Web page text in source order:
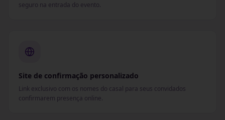
seguro na entrada do evento.
Site de confirmação personalizado
Link exclusivo com os nomes do casal para seus convidados
confirmarem presença online.